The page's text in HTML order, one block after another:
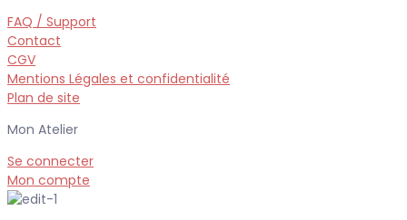
FAQ / Support
Contact
CGV
Mentions Légales et confidentialité
Plan de site
Mon Atelier
Se connecter
Mon compte